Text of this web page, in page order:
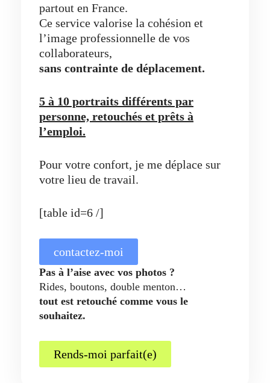
partout en France.
Ce service valorise la cohésion et
l’image professionnelle de vos
collaborateurs,
sans contrainte de déplacement.
5 à 10 portraits différents par
personne, retouchés et prêts à
l’emploi.
Pour votre confort, je me déplace sur
votre lieu de travail.
[table id=6 /]
contactez-moi
Pas à l’aise avec vos photos ?
Rides, boutons, double menton…
tout est retouché comme vous le
souhaitez.
Rends-moi parfait(e)